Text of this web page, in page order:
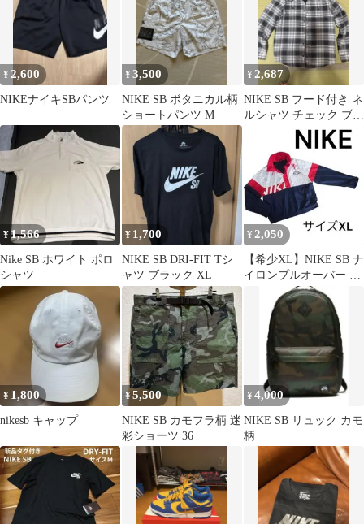
¥ 2,600
NIKEナイキSBパンツ
¥3,500
NIKE SB ボタニカル柄
ショートパンツ M
¥ 2,687
NIKE SB フード付き ネ
ルシャツ チェック ブラ
¥1,566
Nike SB ホワイト ポロ
シャツ
¥ 1,700
NIKE SB DRI-FIT Tシ
ャツ ブラック XL
¥ 2,050
【希少XL】NIKE SB ナ
イロンプルオーバー ハ
ーフジップ フード収納
¥ 1,800
nikesb キャップ
¥5,500
NIKE SB カモフラ柄 迷
彩ショーツ 36
¥4,000
NIKE SB リュック カモ
柄